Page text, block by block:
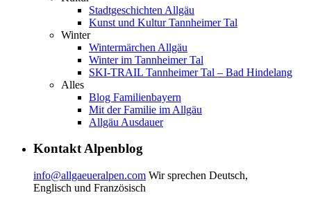
Stadtgeschichten Allgäu
Kunst und Kultur Tannheimer Tal
Winter
Wintermärchen Allgäu
Winter im Tannheimer Tal
SKI-TRAIL Tannheimer Tal – Bad Hindelang
Alles
Blog Familienbayern
Mit der Familie im Allgäu
Allgäu Ausdauer
Kontakt Alpenblog
info@allgaeueralpen.com Wir sprechen Deutsch,
Englisch und Französisch